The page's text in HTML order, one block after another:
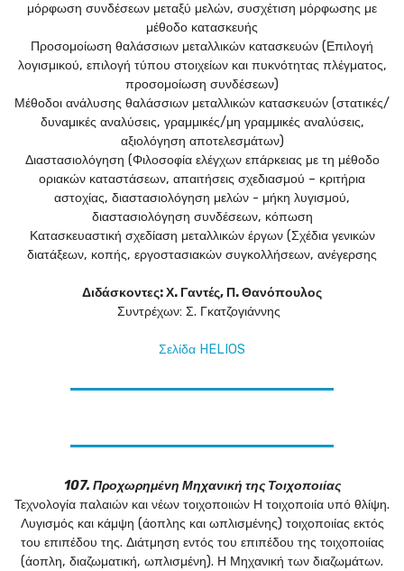
μόρφωση συνδέσεων μεταξύ μελών, συσχέτιση μόρφωσης με
μέθοδο κατασκευής
Προσομοίωση θαλάσσιων μεταλλικών κατασκευών (Επιλογή
λογισμικού, επιλογή τύπου στοιχείων και πυκνότητας πλέγματος,
προσομοίωση συνδέσεων)
Μέθοδοι ανάλυσης θαλάσσιων μεταλλικών κατασκευών (στατικές/
δυναμικές αναλύσεις, γραμμικές/μη γραμμικές αναλύσεις,
αξιολόγηση αποτελεσμάτων)
Διαστασιολόγηση (Φιλοσοφία ελέγχων επάρκειας με τη μέθοδο
οριακών καταστάσεων, απαιτήσεις σχεδιασμού – κριτήρια
αστοχίας, διαστασιολόγηση μελών - μήκη λυγισμού,
διαστασιολόγηση συνδέσεων, κόπωση
Κατασκευαστική σχεδίαση μεταλλικών έργων (Σχέδια γενικών
διατάξεων, κοπής, εργοστασιακών συγκολλήσεων, ανέγερσης
Διδάσκοντες: Χ. Γαντές, Π. Θανόπουλος
Συντρέχων: Σ. Γκατζογιάννης
Σελίδα HELIOS
107. Προχωρημένη Μηχανική της Τοιχοποιίας
Τεχνολογία παλαιών και νέων τοιχοποιιών Η τοιχοποιία υπό θλίψη.
Λυγισμός και κάμψη (άοπλης και ωπλισμένης) τοιχοποιίας εκτός
του επιπέδου της. Διάτμηση εντός του επιπέδου της τοιχοποιίας
(άοπλη, διαζωματική, ωπλισμένη). Η Μηχανική των διαζωμάτων.